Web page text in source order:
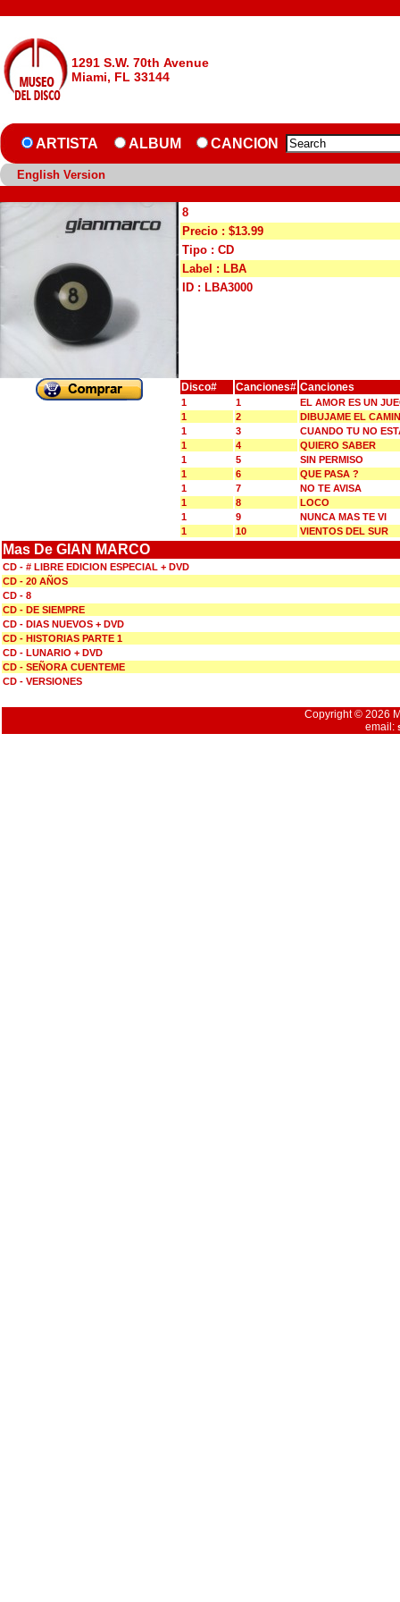
1291 S.W. 70th Avenue
Miami, FL 33144
ARTISTA ALBUM CANCION
English Version
8
Precio : $13.99
Tipo : CD
Label : LBA
ID : LBA3000
Disco# Canciones# Canciones
1 1
EL AMOR ES UN
1
2
DIBUJAME EL
1
3
CUANDO TU NO
1
4
QUIERO SABER
1
5
SIN PERMISO
1
6
QUE PASA ?
1
7
NO TE AVISA
1
8
LOCO
1
9
NUNCA MAS TE VI
1
10 VIENTOS DEL SUR
Mas De GIAN MARCO
CD - # LIBRE EDICION ESPECIAL + DVD
CD - 20 AÑOS
CD - 8
CD - DE SIEMPRE
CD - DIAS NUEVOS + DVD
CD - HISTORIAS PARTE 1
CD - LUNARIO + DVD
CD - SEÑORA CUENTEME
CD - VERSIONES
Copyright © 2026
email: